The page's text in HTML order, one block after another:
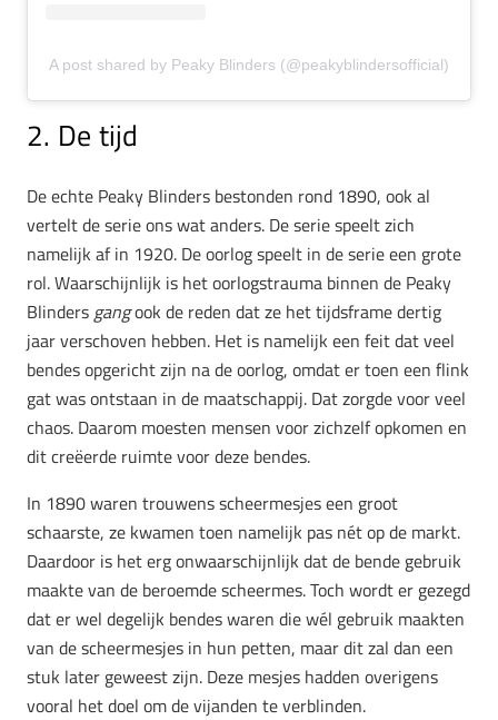
A post shared by Peaky Blinders (@peakyblindersofficial)
2. De tijd
De echte Peaky Blinders bestonden rond 1890, ook al
vertelt de serie ons wat anders. De serie speelt zich
namelijk af in 1920. De oorlog speelt in de serie een grote
rol. Waarschijnlijk is het oorlogstrauma binnen de Peaky
Blinders gangook de reden dat ze het tijdsframe dertig
jaar verschoven hebben. Het is namelijk een feit dat veel
bendes opgericht zijn na de oorlog, omdat er toen een flink
gat was ontstaan in de maatschappij. Dat zorgde voor veel
chaos. Daarom moesten mensen voor zichzelf opkomen en
dit creëerde ruimte voor deze bendes.
In 1890 waren trouwens scheermesjes een groot
schaarste, ze kwamen toen namelijk pas nét op de markt.
Daardoor is het erg onwaarschijnlijk dat de bende gebruik
maakte van de beroemde scheermes. Toch wordt er gezegd
dat er wel degelijk bendes waren die wél gebruik maakten
van de scheermesjes in hun petten, maar dit zal dan een
stuk later geweest zijn. Deze mesjes hadden overigens
vooral het doel om de vijanden te verblinden.